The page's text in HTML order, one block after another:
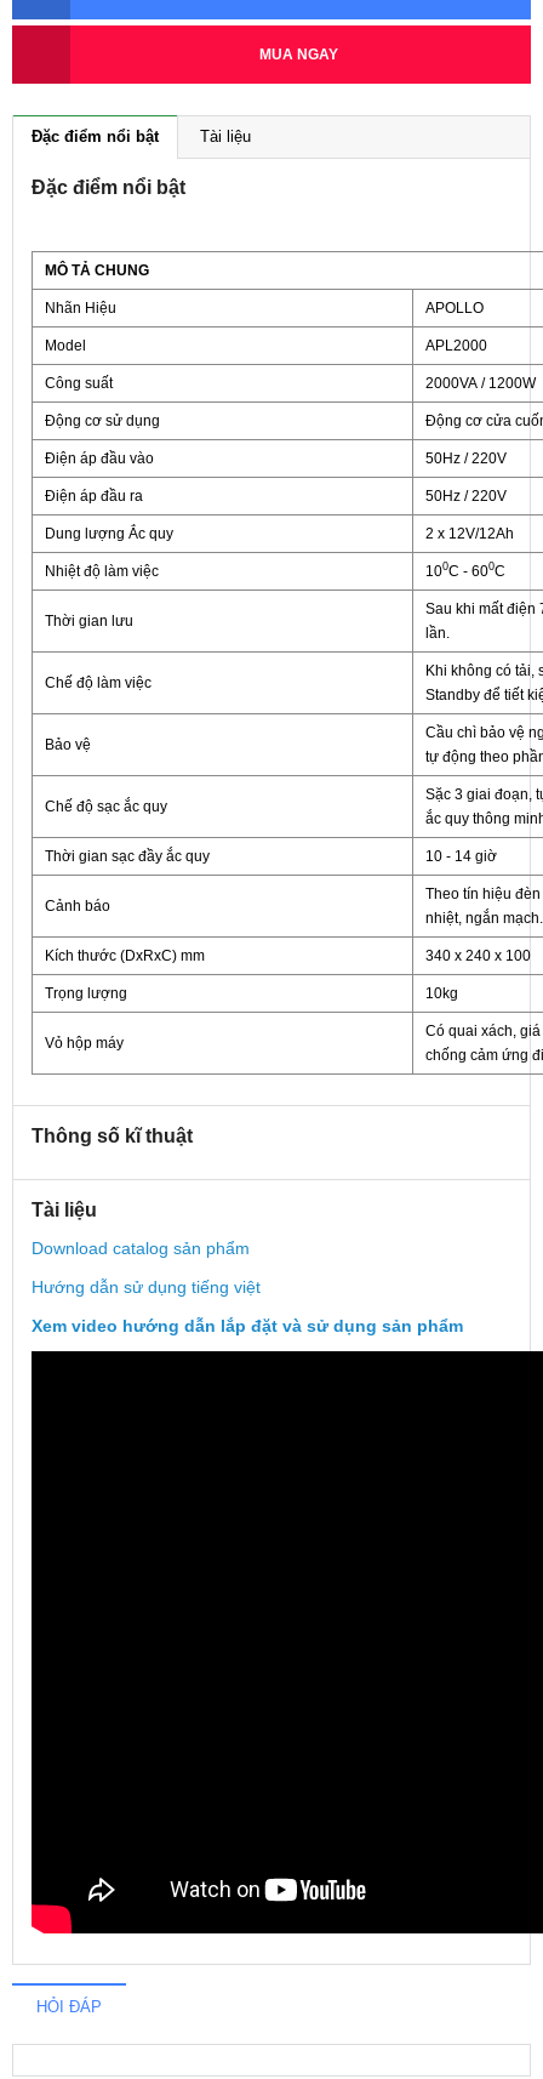
MUA NGAY
Đặc điểm nổi bật Tài liệu
Đặc điểm nổi bật
MÔ TẢ CHUNG
Nhãn Hiệu APOLLO
Model APL2000
Công suất 2000VA / 1200W
Động cơ sử dụng Động cơ cửa
Điện áp đầu vào 50Hz / 220V
Điện áp đầu ra 50Hz / 220V
Dung lượng Ắc quy 2 x 12V/12Ah
Nhiệt độ làm việc 100C - 600C
Thời gian lưu
Sau khi mất điện
lần.
Chế độ làm việc
Khi không có tải,
Standby để tiết
Bảo vệ
Cầu chì bảo vệ
tự động theo
Chế độ sạc ắc quy
Sặc 3 giai đoạn,
ắc quy thông
Thời gian sạc đầy ắc quy 10 - 14 giờ
Cảnh báo
Theo tín hiệu
nhiệt, ngắn mạch.
Kích thước (DxRxC) mm 340 x 240 x 100
Trọng lượng 10kg
Vỏ hộp máy
Có quai xách,
chống cảm ứng
Thông số kĩ thuật
Tài liệu
Download catalog sản phẩm
Hướng dẫn sử dụng tiếng việt
Xem video hướng dẫn lắp đặt và sử dụng sản phẩm
HỎI ĐÁP